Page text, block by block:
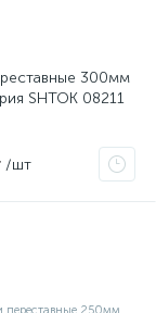
300мм
SHTOK 08211
/шт